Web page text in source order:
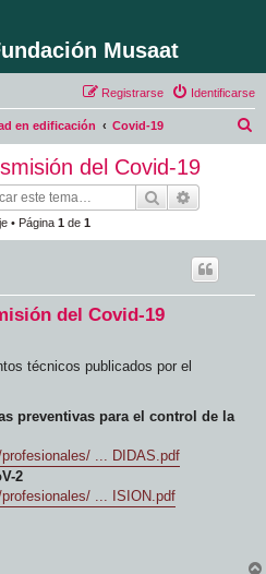
Musaat
Identificarse
Registrarse
en edificación Covid-19
del Covid-19
Buscar
• Página 1 de 1
del Covid-19
técnicos publicados por el
preventivas para el control de la
... DIDAS.pdf
2
... ISION.pdf